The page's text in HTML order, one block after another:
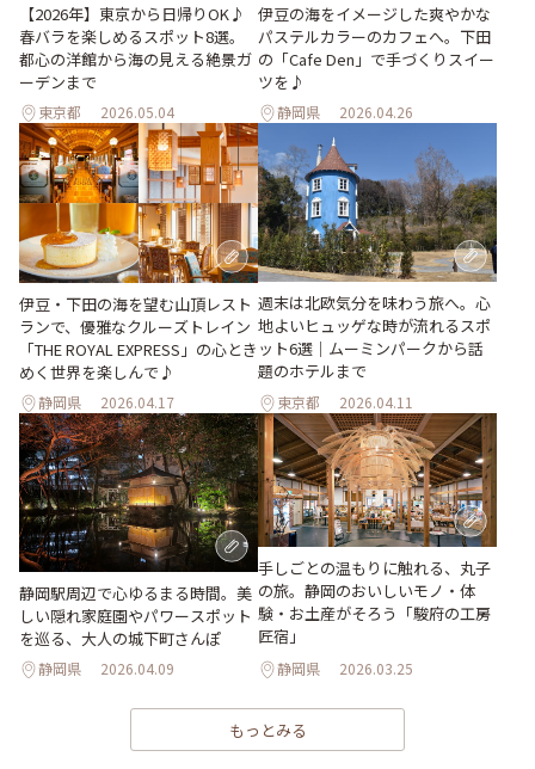
【2026年】東京から日帰りOK♪
春バラを楽しめるスポット8選。
都心の洋館から海の見える絶景ガ
ーデンまで
東京都 2026.05.04
伊豆の海をイメージした爽やかな
パステルカラーのカフェへ。下田
の「Cafe Den」で手づくりスイー
ツを♪
静岡県 2026.04.26
伊豆・下田の海を望む山頂レスト
ランで、優雅なクルーズトレイン
「THE ROYAL EXPRESS」の心とき
めく世界を楽しんで♪
静岡県 2026.04.17
週末は北欧気分を味わう旅へ。心
地よいヒュッゲな時が流れるスポ
ット6選｜ムーミンパークから話
題のホテルまで
東京都 2026.04.11
静岡駅周辺で心ゆるまる時間。美
しい隠れ家庭園やパワースポット
を巡る、大人の城下町さんぽ
静岡県 2026.04.09
手しごとの温もりに触れる、丸子
の旅。静岡のおいしいモノ・体
験・お土産がそろう「駿府の工房
匠宿」
静岡県 2026.03.25
もっとみる